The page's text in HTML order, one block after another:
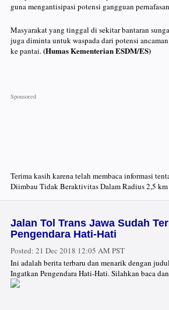
guna mengantisipasi potensi gangguan
Masyarakat yang tinggal di sekitar bantaran
juga diminta untuk waspada dari potensi
ke pantai.(Humas Kementerian ESDM/ES)
Terima kasih karena telah membaca informasi
Diimbau Tidak Beraktivitas Dalam Radius 2,5
Jalan Tol Trans Jawa Sudah
Pengendara Hati-Hati
Posted: 21 Dec 2018 12:05 AM PST
Ini adalah berita terbaru dan menarik dengan
Ingatkan Pengendara Hati-Hati. Silahkan baca